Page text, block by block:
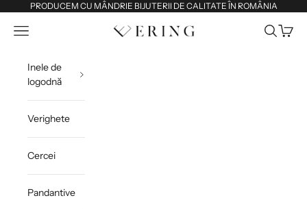
Sari la conținutPRODUCEM CU MÂNDRIE BIJUTERII DE CALITATE ÎN ROMÂNIA
Ering
Deschide meniul de navigare Deschide
Inele de
logodnă
Verighete
Cercei
Pandantive